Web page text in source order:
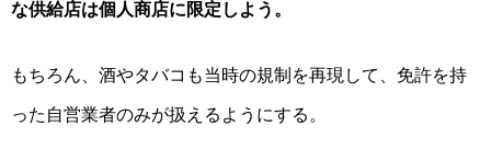
な供給店は個人商店に限定しよう。
もちろん、酒やタバコも当時の規制を再現して、免許を持
った自営業者のみが扱えるようにする。